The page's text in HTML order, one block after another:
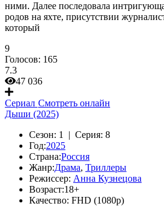
ними. Далее последовала
родов на яхте, присутствии
который
9
Голосов: 165
7.3
47 036
Сериал Смотреть онлайн
Дыши (2025)
Сезон: 1 | Серия: 8
Год:2025
Страна:Россия
Жанр:Драма, Триллеры
Режиссер: Анна Кузнецова
Возраст:18+
Качество: FHD (1080p)